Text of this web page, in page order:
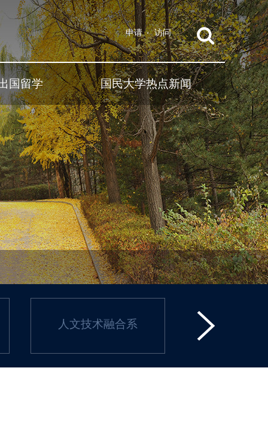
申请 访问
国留学 国民大学热点新闻
人文技术融合系